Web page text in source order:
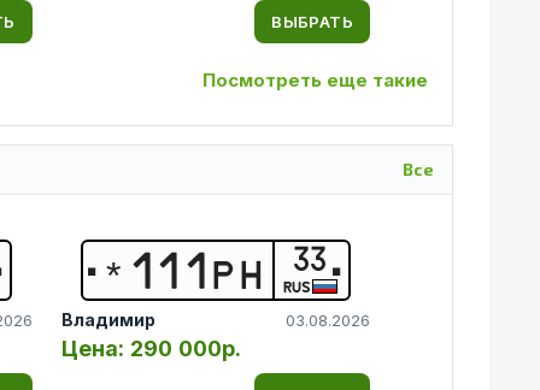
ВЫБРАТЬ
Посмотреть еще такие
Все
* 1 1 1 Р Н 33
RUS
Владимир 03.08.2026
Цена: 290 000р.